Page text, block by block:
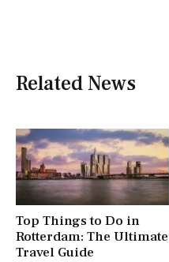
Related News
Top Things to Do in
Rotterdam: The Ultimate
Travel Guide